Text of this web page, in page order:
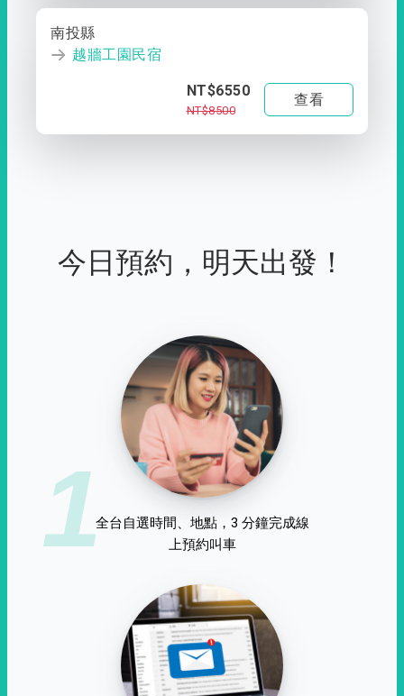
南投縣
越牆工園民宿
NT$6550
NT$8500
查看
今日預約，明天出發！
1全台自選時間、地點，3 分鐘完成線
上預約叫車